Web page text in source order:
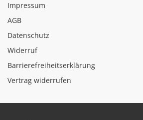
Impressum
AGB
Datenschutz
Widerruf
Barrierefreiheitserklärung
Vertrag widerrufen